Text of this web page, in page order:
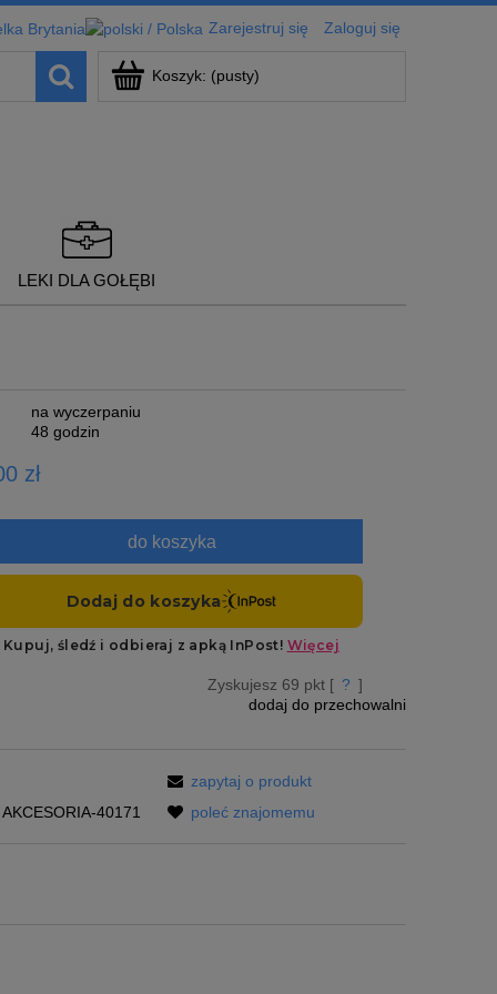
Zarejestruj się Zaloguj się
Koszyk: (pusty)
LEKI DLA GOŁĘBI
na wyczerpaniu
48 godzin
zł
do koszyka
Zyskujesz 69 pkt [ ? ]
dodaj do przechowalni
AKCESORIA-40171
zapytaj o produkt
poleć znajomemu